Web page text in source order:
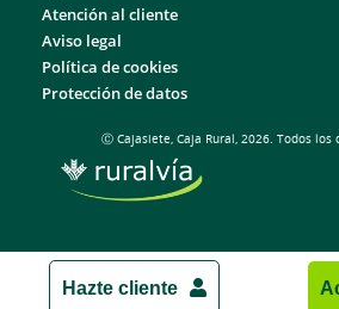
Hazte cliente
Atención al cliente
Aviso legal
Política de cookies
Protección de datos
Ⓒ Cajasiete, Caja Rural, 2026. Todos los